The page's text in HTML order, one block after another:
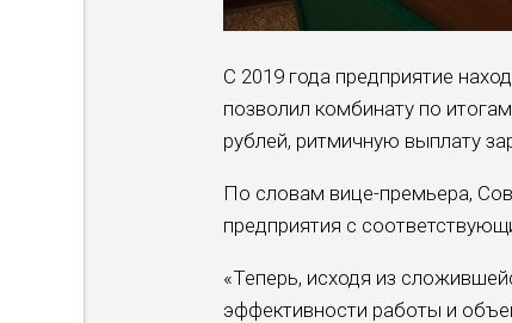
С 2019 года предприятие
позволил комбинату по
рублей, ритмичную выплату
По словам вице-премьера,
предприятия с
«Теперь, исходя из
эффективности работы и